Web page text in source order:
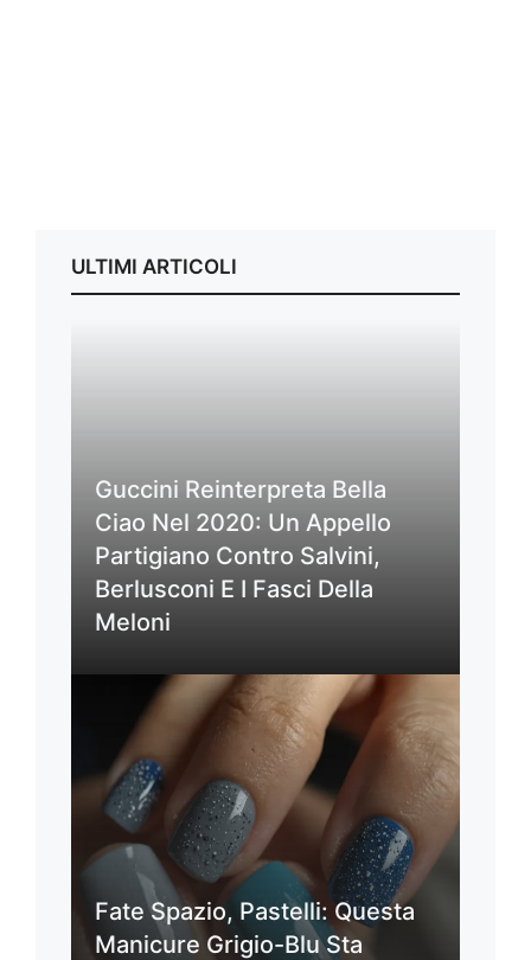
ULTIMI ARTICOLI
Guccini Reinterpreta Bella
Ciao Nel 2020: Un Appello
Partigiano Contro Salvini,
Berlusconi E I Fasci Della
Meloni
Fate Spazio, Pastelli: Questa
Manicure Grigio-Blu Sta